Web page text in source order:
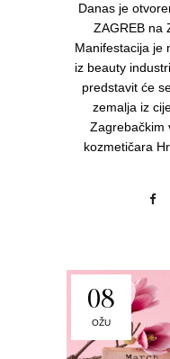
Danas je
ZAGREB na
Manifestacija je
iz beauty
predstavit će
zemalja iz
Zagrebačkim
kozmetičara
08
OŽU